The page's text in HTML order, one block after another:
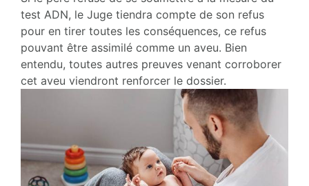
test ADN, le Juge tiendra compte de son refus
pour en tirer toutes les conséquences, ce refus
pouvant être assimilé comme un aveu. Bien
entendu, toutes autres preuves venant corroborer
cet aveu viendront renforcer le dossier.